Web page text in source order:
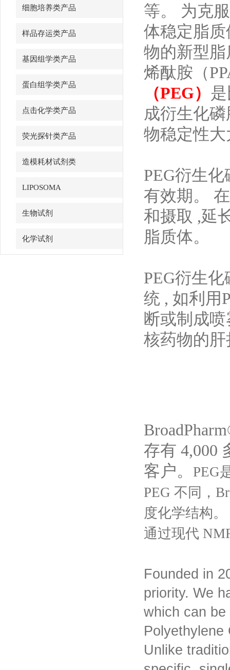
细胞培养类产品
样品存运类产品
基因组学类产品
蛋白组学类产品
点击化学类产品
荧光探针类产品
造模耗材试剂类
LIPOSOMA
生物试剂
化学试剂
等。 为克
体稳定脂
物的新型
烯酞胺（
（PEG）
成衍生化
物稳定性
PEG衍生
有效期。
和摄取 ,延
脂质体。
PEG衍生
统 , 如利用
断或制成
核药物的
存有 4,000
客户。
PEG
PEG 不同，
度化学结构
通过现代
Founded in
priority. We
which can
Polyethylene
Unlike